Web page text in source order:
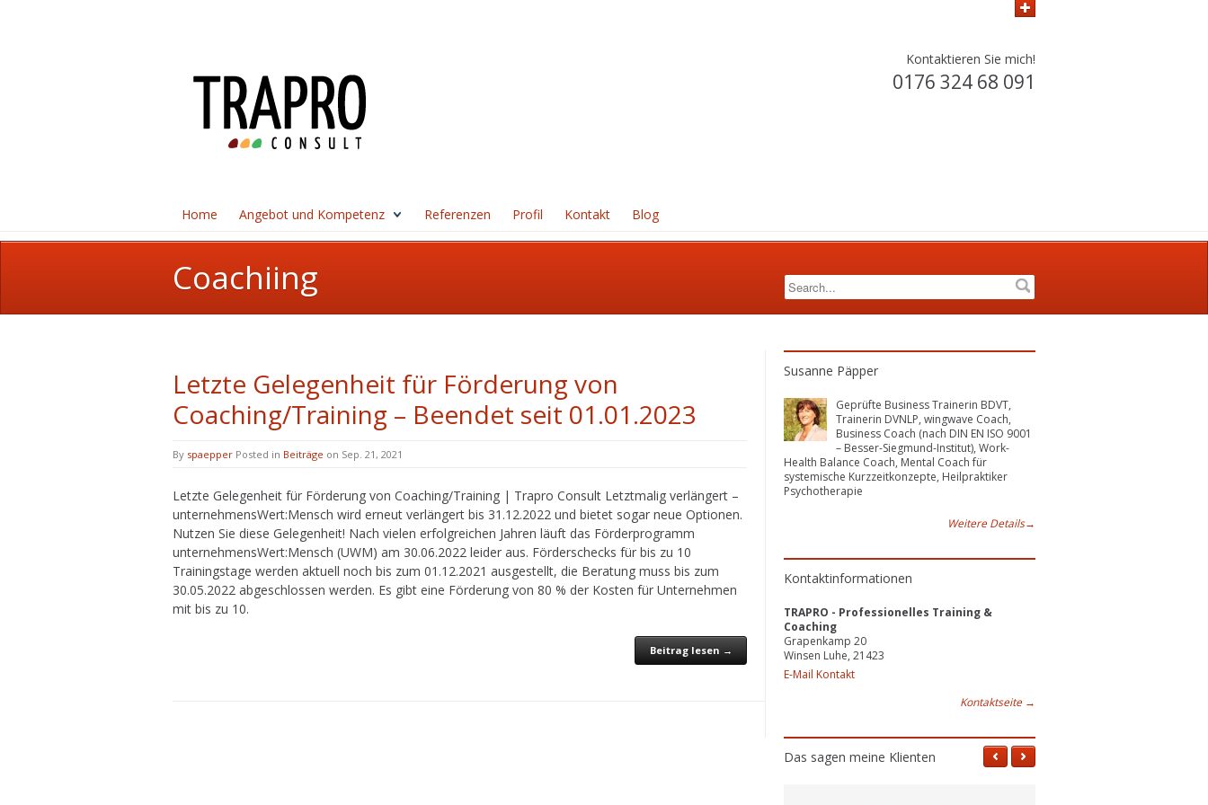
Kontaktieren Sie mich!
0176 324 68 091
Home Angebot und Kompetenz Referenzen Profil Kontakt Blog
Coachiing
Letzte Gelegenheit für Förderung von
Coaching/Training – Beendet seit 01.01.2023
By spaepper Posted in Beiträge on Sep. 21, 2021
Letzte Gelegenheit für Förderung von Coaching/Training | Trapro Consult Letztmalig verlängert –
unternehmensWert:Mensch wird erneut verlängert bis 31.12.2022 und bietet sogar neue Optionen.
Nutzen Sie diese Gelegenheit! Nach vielen erfolgreichen Jahren läuft das Förderprogramm
unternehmensWert:Mensch (UWM) am 30.06.2022 leider aus. Förderschecks für bis zu 10
Trainingstage werden aktuell noch bis zum 01.12.2021 ausgestellt, die Beratung muss bis zum
30.05.2022 abgeschlossen werden. Es gibt eine Förderung von 80 % der Kosten für Unternehmen
mit bis zu 10.
Beitrag lesen →
Susanne Päpper
Geprüfte Business Trainerin BDVT,
Trainerin DVNLP, wingwave Coach,
Business Coach (nach DIN EN ISO 9001
– Besser-Siegmund-Institut), Work-
Health Balance Coach, Mental Coach für
systemische Kurzzeitkonzepte, Heilpraktiker
Psychotherapie
Weitere Details→
Kontaktinformationen
TRAPRO - Professionelles Training &
Coaching
Grapenkamp 20
Winsen Luhe, 21423
E-Mail Kontakt
Kontaktseite →
Das sagen meine Klienten